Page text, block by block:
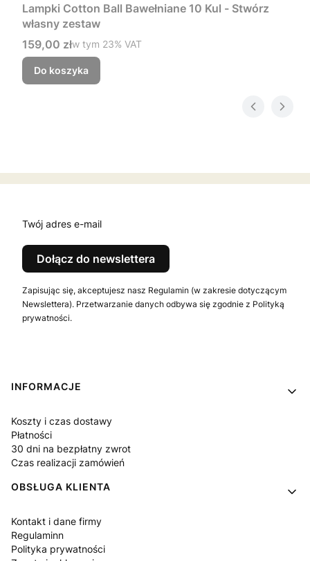
Lampki Cotton Ball Bawełniane 10 Kul - Stwórz
własny zestaw
Cena brutto
159,00 złw tym %s VAT
w tym 23% VAT
Do koszyka
Twój adres e-mail
Dołącz do newslettera
Zapisując się, akceptujesz nasz Regulamin (w zakresie dotyczącym
Newslettera). Przetwarzanie danych odbywa się zgodnie z Polityką
prywatności.
Linki w stopce
INFORMACJE
Koszty i czas dostawy
Płatności
30 dni na bezpłatny zwrot
Czas realizacji zamówień
OBSŁUGA KLIENTA
Kontakt i dane firmy
Regulaminn
Polityka prywatności